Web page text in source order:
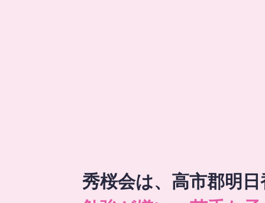
秀桜会は、高市郡明